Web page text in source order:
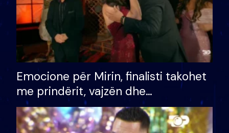
Emocione për Mirin, finalisti takohet
me prindërit, vajzën dhe
bashkëshorten: S’kemi ndonjë letër
divorci apo jo?